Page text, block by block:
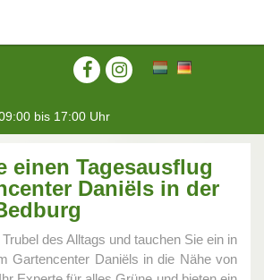
bis 17:00 Uhr
einen Tagesausflug
Daniëls in der
des Alltags und tauchen Sie ein in
Gartencenter Daniëls in die Nähe von